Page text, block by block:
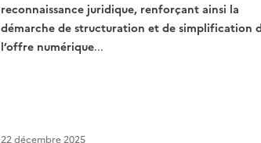
reconnaissance juridique, renforçant ainsi la
démarche de structuration et de simplification
l’offre numérique...
22 décembre 2025